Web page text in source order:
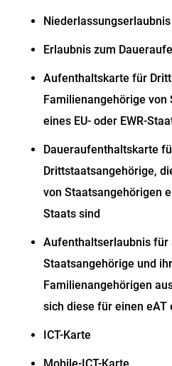
Niederlassungserlaubnis
Erlaubnis zum
Aufenthaltskarte für
Familienangehörige von
eines EU- oder EWR-
Daueraufenthaltskarte
Drittstaatsangehörige,
von Staatsangehörigen
Staats sind
Aufenthaltserlaubnis für
Staatsangehörige und
Familienangehörigen
sich diese für einen eAT
ICT-Karte